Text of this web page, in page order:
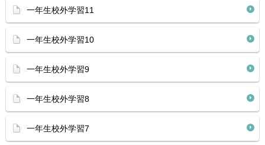
一年生校外学習11
一年生校外学習10
一年生校外学習9
一年生校外学習8
一年生校外学習7